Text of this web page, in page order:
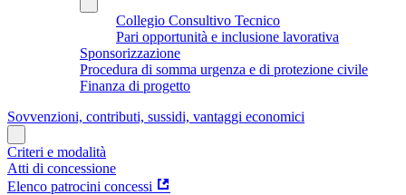
Collegio Consultivo Tecnico
Pari opportunità e inclusione lavorativa
Sponsorizzazione
Procedura di somma urgenza e di protezione civile
Finanza di progetto
Sovvenzioni, contributi, sussidi, vantaggi economici
Criteri e modalità
Atti di concessione
Elenco patrocini concessi